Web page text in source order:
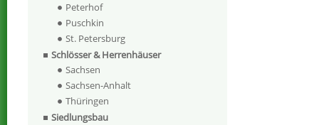
Peterhof
Puschkin
St. Petersburg
Schlösser & Herrenhäuser
Sachsen
Sachsen-Anhalt
Thüringen
Siedlungsbau